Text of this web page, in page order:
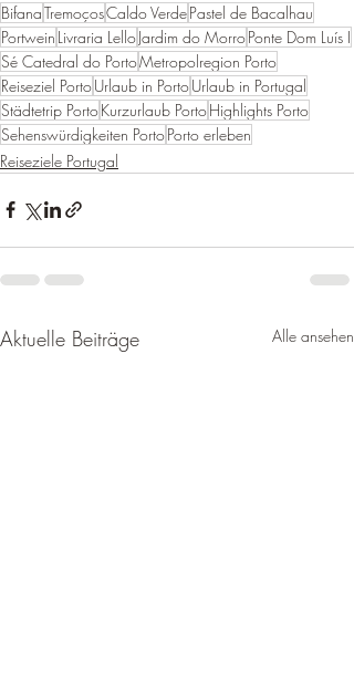
BifanaTremoçosCaldo VerdePastel de Bacalhau
Portwein Livraria LelloJardim do MorroPonte Dom Luís I
Sé Catedral do PortoMetropolregion Porto
Reiseziel PortoUrlaub in PortoUrlaub in Portugal
Städtetrip PortoKurzurlaub PortoHighlights Porto
Sehenswürdigkeiten PortoPorto erleben
Reiseziele Portugal
Aktuelle Beiträge Alle ansehen